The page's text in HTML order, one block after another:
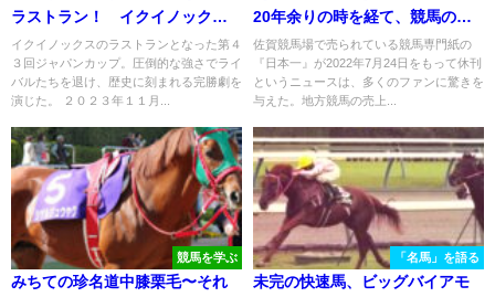
ラストラン！ イクイノックス
の2023年ジャパンカップを振り
返る
イクイノックスのラストランとなった第４
３回ジャパンカップ。圧倒的な強さでライ
バルたちを退け、歴史に刻まれる完勝劇を
演じた。 ２０２３年１１月...
20年余りの時を経て、競馬の世
界へ。『馬物語』予想家、小田
部雪さんの意気込み。
佐賀競馬場で売られている競馬専門紙の
『日本一』が2022年7月24日をもって休刊
というニュースは、多くのファンに驚きを
与えた。地方競馬の売上...
競馬を学ぶ
みちての珍名道中膝栗毛〜それ
「名馬」を語る
未完の快速馬、ビッグバイアモ